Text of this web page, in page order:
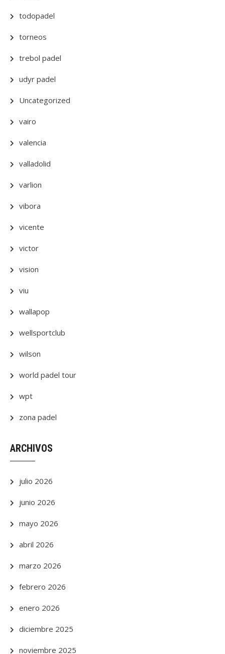
todopadel
torneos
trebol padel
udyr padel
Uncategorized
vairo
valencia
valladolid
varlion
vibora
vicente
victor
vision
viu
wallapop
wellsportclub
wilson
world padel tour
wpt
zona padel
ARCHIVOS
julio 2026
junio 2026
mayo 2026
abril 2026
marzo 2026
febrero 2026
enero 2026
diciembre 2025
noviembre 2025